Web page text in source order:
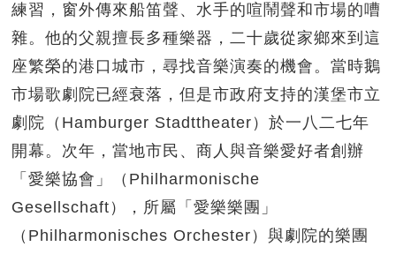
練習，窗外傳來船笛聲、水手的喧鬧聲和市場的嘈
雜。他的父親擅長多種樂器，二十歲從家鄉來到這
座繁榮的港口城市，尋找音樂演奏的機會。當時鵝
市場歌劇院已經衰落，但是市政府支持的漢堡市立
劇院（Hamburger Stadttheater）於一八二七年
開幕。次年，當地市民、商人與音樂愛好者創辦
「愛樂協會」（Philharmonische
Gesellschaft），所屬「愛樂樂團」
（Philharmonisches Orchester）與劇院的樂團